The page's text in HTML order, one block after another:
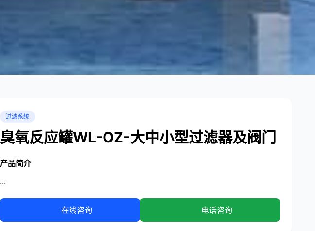
过滤系统
臭氧反应罐WL-OZ-大中小型过滤器及阀门
产品简介
...
在线咨询 电话咨询